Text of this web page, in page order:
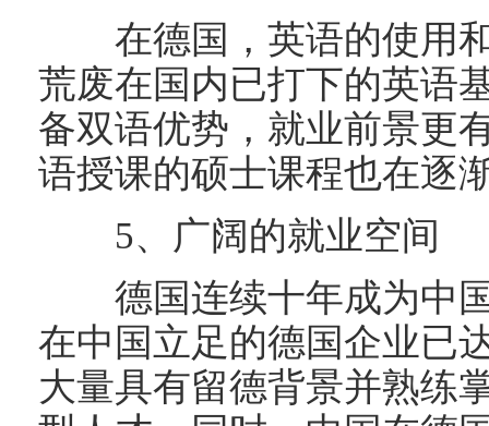
在德国，英语的使用和
荒废在国内已打下的英语
备双语优势，就业前景更
语授课的硕士课程也在逐
5、广阔的就业空间
德国连续十年成为中国
在中国立足的德国企业已
大量具有留德背景并熟练